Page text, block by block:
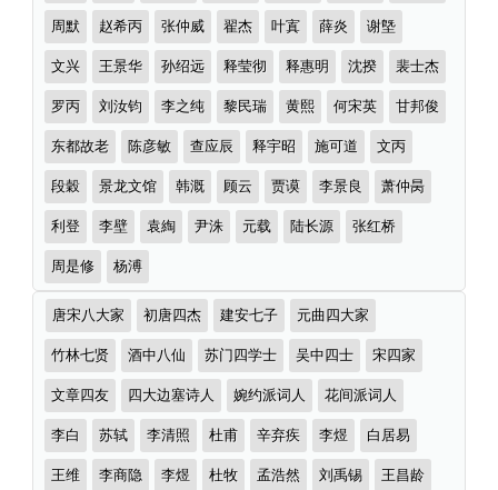
首）
者
周默 赵希丙 张仲威 翟杰 叶寘 薛炎 谢墍
文兴 王景华 孙绍远 释莹彻 释惠明 沈揆 裴士杰
罗丙 刘汝钧 李之纯 黎民瑞 黄熙 何宋英 甘邦俊
东都故老 陈彦敏 查应辰 释宇昭 施可道 文丙
段穀 景龙文馆 韩溉 顾云 贾谟 李景良 萧仲昺
利登 李壁 袁綯 尹洙 元载 陆长源 张红桥
周是修 杨溥
诗
词
分
类
唐宋八大家 初唐四杰 建安七子 元曲四大家
竹林七贤 酒中八仙 苏门四学士 吴中四士 宋四家
文章四友 四大边塞诗人 婉约派词人 花间派词人
李白 苏轼 李清照 杜甫 辛弃疾 李煜 白居易
王维 李商隐 李煜 杜牧 孟浩然 刘禹锡 王昌龄